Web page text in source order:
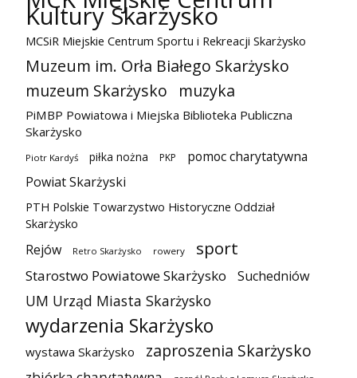
Kultury Skarżysko
MCSiR Miejskie Centrum Sportu i Rekreacji Skarżysko
Muzeum im. Orła Białego Skarżysko
muzeum Skarżysko
muzyka
PiMBP Powiatowa i Miejska Biblioteka Publiczna
Skarżysko
Piotr Kardyś piłka nożna PKP
pomoc charytatywna
Powiat Skarżyski
PTH Polskie Towarzystwo Historyczne Oddział
Skarżysko
Rejów Retro Skarżysko rowery sport
Starostwo Powiatowe Skarżysko Suchedniów
UM Urząd Miasta Skarżysko
wydarzenia Skarżysko
wystawa Skarżysko zaproszenia Skarżysko